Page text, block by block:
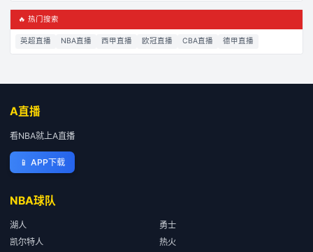
🔥 热门搜索
英超直播 NBA直播 西甲直播 欧冠直播 CBA直播 德甲直播
A直播
看NBA就上A直播
📱 APP下载
NBA球队
湖人
勇士
凯尔特人
热火